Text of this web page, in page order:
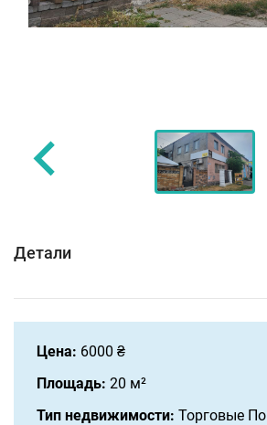
Детали
Цена: 6000 ₴
Площадь: 20 м²
Тип недвижимости: